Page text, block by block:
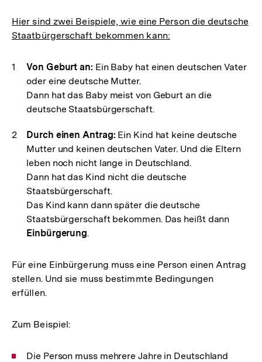
Hier sind zwei Beispiele, wie eine Person die deutsche
Staatbürgerschaft bekommen kann:
Von Geburt an: Ein Baby hat einen deutschen Vater
oder eine deutsche Mutter.
Dann hat das Baby meist von Geburt an die
deutsche Staatsbürgerschaft.
Durch einen Antrag: Ein Kind hat keine deutsche
Mutter und keinen deutschen Vater. Und die Eltern
leben noch nicht lange in Deutschland.
Dann hat das Kind nicht die deutsche
Staatsbürgerschaft.
Das Kind kann dann später die deutsche
Staatsbürgerschaft bekommen. Das heißt dann
Einbürgerung.
Für eine Einbürgerung muss eine Person einen Antrag
stellen. Und sie muss bestimmte Bedingungen
erfüllen.
Zum Beispiel:
Die Person muss mehrere Jahre in Deutschland